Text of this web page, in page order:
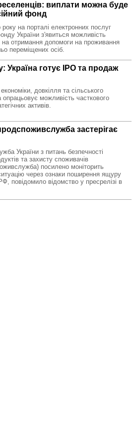
виплати можна буде
фонд
року на порталі електронних послуг
України з'явиться можливість
на отримання допомоги на проживання
переміщених осіб.
Україна готує IPO та продаж
економіки, довкілля та сільського
опрацьовує можливість часткового
активів.
застерігає
України з питань безпечності
та захисту споживачів
посилено моніторить
через ознаки поширення ящуру
повідомило відомство у пресрелізі в